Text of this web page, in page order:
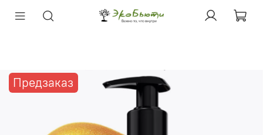
Предзаказ